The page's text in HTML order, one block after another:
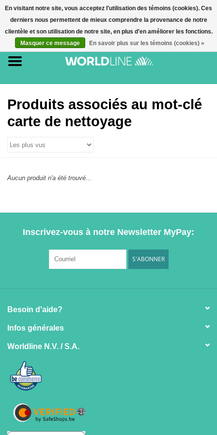
0 Article(s) - €0,00
Accueil
Terminaux de paiement
E-commerce
Produits associés au mot-clé
carte de nettoyage
Aucun produit n'a été trouvé...
Inscrivez-vous à notre Newsletter MyPay:
S'ABONNER
Besoin d'aide?
Infos générales
Worldline N.V. / S.A.
En visitant notre site, vous acceptez l'utilisation des témoins (cookies). Ces
derniers nous permettent de mieux comprendre la provenance de notre
clientèle et son utilisation de notre site, en plus d'en améliorer les fonctions.
Masquer ce message
En savoir plus sur les témoins (cookies) »